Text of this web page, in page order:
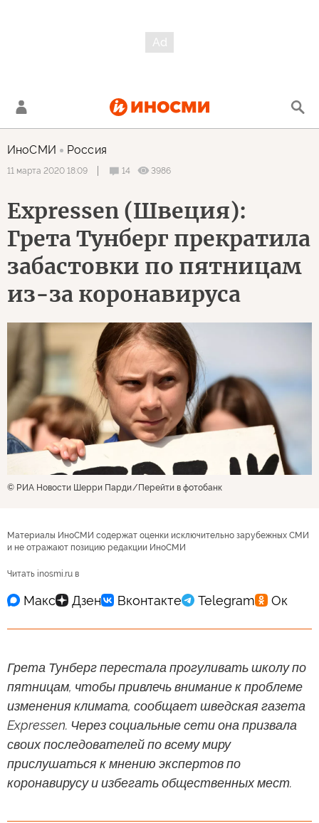
ИноСМИ Россия
11 марта 2020 18:09 14 3986
Expressen (Швеция):
Грета Тунберг прекратила
забастовки по пятницам
из-за коронавируса
© РИА Новости Шерри Парди Перейти в фотобанк
Материалы ИноСМИ содержат оценки исключительно зарубежных СМИ
и не отражают позицию редакции ИноСМИ
Читать inosmi.ru в
Грета Тунберг перестала прогуливать школу по
пятницам, чтобы привлечь внимание к проблеме
изменения климата, сообщает шведская газета
Expressen. Через социальные сети она призвала
своих последователей по всему миру
прислушаться к мнению экспертов по
коронавирусу и избегать общественных мест.